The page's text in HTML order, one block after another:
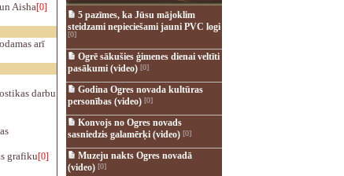
Aisha[0]
arī
darbu
grafiku[0]
5 pazīmes, ka Jūsu mājoklim
steidzami nepieciešami jauni PVC logi
[0]
Ogrē sākušies ģimenes dienai veltīti
pasākumi (video)[0]
Godina Ogres novada kultūras
personības (video)[0]
Konvojs no Ogres novads
sasniedzis galamērķi (video)[0]
Muzeju nakts Ogres novadā
(video)[0]